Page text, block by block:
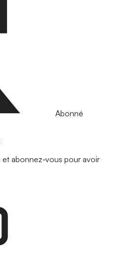
Abonné
abonnez-vous pour avoir